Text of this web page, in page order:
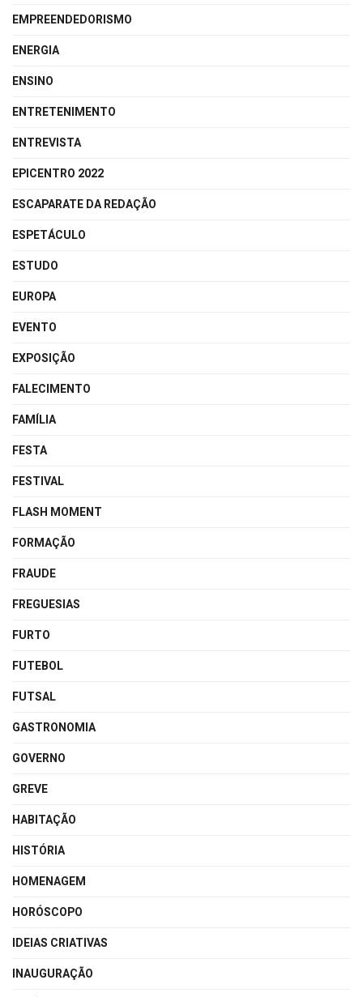
EMPREENDEDORISMO
ENERGIA
ENSINO
ENTRETENIMENTO
ENTREVISTA
EPICENTRO 2022
ESCAPARATE DA REDAÇÃO
ESPETÁCULO
ESTUDO
EUROPA
EVENTO
EXPOSIÇÃO
FALECIMENTO
FAMÍLIA
FESTA
FESTIVAL
FLASH MOMENT
FORMAÇÃO
FRAUDE
FREGUESIAS
FURTO
FUTEBOL
FUTSAL
GASTRONOMIA
GOVERNO
GREVE
HABITAÇÃO
HISTÓRIA
HOMENAGEM
HORÓSCOPO
IDEIAS CRIATIVAS
INAUGURAÇÃO